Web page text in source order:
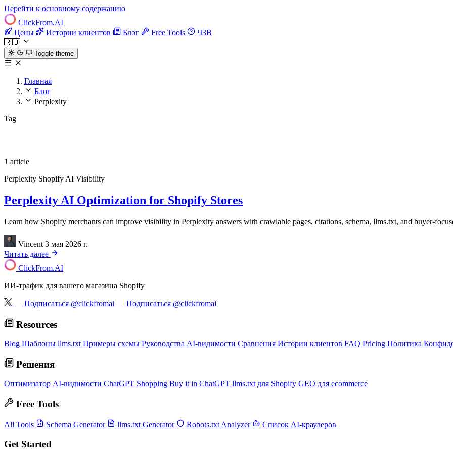
Перейти к основному содержанию
ClickFrom.AI
Цены
Истории клиентов Блог Free Tools
ЧЗВ
🇷🇺
Toggle theme
Главная
Блог
Perplexity
Tag
1 article
Perplexity Shopify AI Visibility
Perplexity AI Optimization for Shopify Stores
Learn how Shopify merchants can improve visibility in Perplexity answers with crawlable pages, citations, schema, llms.txt, and buyer-
Vincent 3 мая 2026 г.
Читать далее
ClickFrom.AI
ИИ-трафик для вашего магазина Shopify
Подписаться @clickfromai Подписаться @clickfromai
Resources
Blog Шаблоны llms.txt Примеры схемы Руководства AI-видимости Сравнения Истории клиентов FAQ Pricing Политика
Решения
Оптимизатор AI-видимости ChatGPT Shopping Buy it in ChatGPT llms.txt для Shopify GEO для ecommerce
Free Tools
All Tools Schema Generator llms.txt Generator Robots.txt Analyzer Список AI-краулеров
Get Started